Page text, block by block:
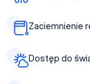
Zaciemnienie
Dostęp do